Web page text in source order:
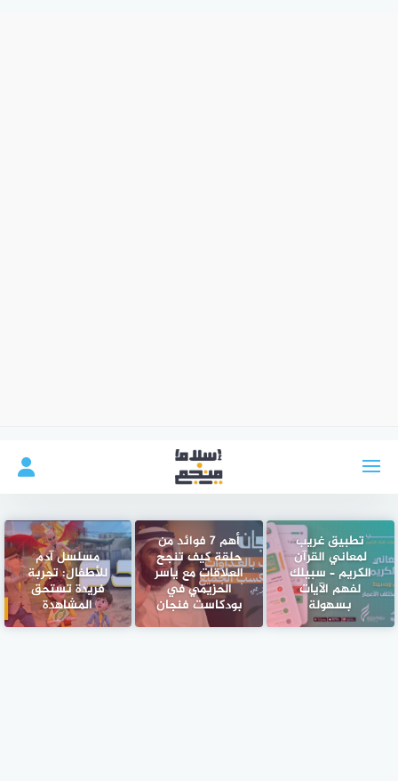
تطبيق غريب
لمعاني القرآن
الكريم – سبيلك
لفهم الآيات
بسهولة
أهم 7 فوائد من
حلقة كيف تنجح
العلاقات مع ياسر
الحزيمي في
بودكاست فنجان
مسلسل آدم
للأطفال: تجربة
فريدة تستحق
المشاهدة